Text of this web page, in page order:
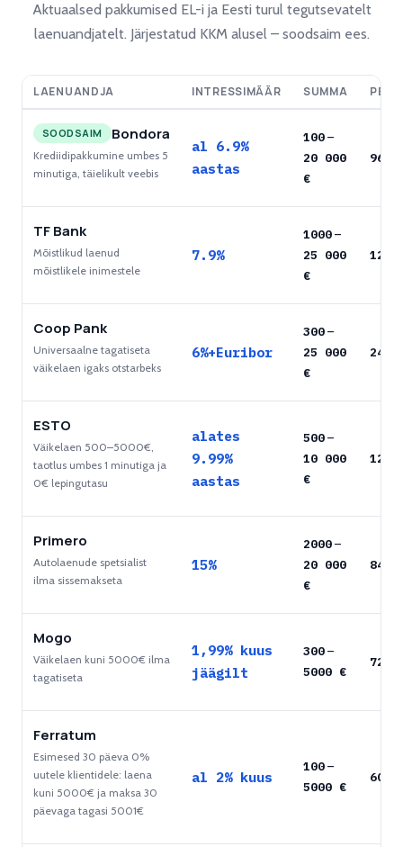
Aktuaalsed pakkumised EL-i ja Eesti turul tegutsevatelt
laenuandjatelt. Järjestatud KKM alusel – soodsaim ees.
LAENUANDJA INTRESSIMÄÄR SUMMA
SOODSAIM Bondora
Krediidipakkumine umbes 5
minutiga, täielikult veebis
al 6.9%
aastas
100–
20 000
€
96
TF Bank
Mõistlikud laenud
mõistlikele inimestele
7.9%
1000–
25 000
€
120
Coop Pank
Universaalne tagatiseta
väikelaen igaks otstarbeks
6%+Euribor
300–
25 000
€
240
ESTO
Väikelaen 500–5000€,
taotlus umbes 1 minutiga ja
0€ lepingutasu
alates
9.99%
aastas
500–
10 000
€
120
Primero
Autolaenude spetsialist
ilma sissemakseta
15%
2000–
20 000
€
84
Mogo
Väikelaen kuni 5000€ ilma
tagatiseta
1,99% kuus
jäägilt
300–
5000 €
72
Ferratum
Esimesed 30 päeva 0%
uutele klientidele: laena
kuni 5000€ ja maksa 30
päevaga tagasi 5001€
al 2% kuus
100–
5000 €
60